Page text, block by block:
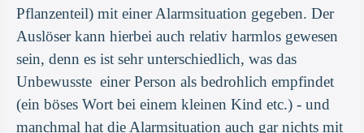
Pflanzenteil) mit einer Alarmsituation gegeben. Der
Auslöser kann hierbei auch relativ harmlos gewesen
sein, denn es ist sehr unterschiedlich, was das
Unbewusste einer Person als bedrohlich empfindet
(ein böses Wort bei einem kleinen Kind etc.) - und
manchmal hat die Alarmsituation auch gar nichts mit